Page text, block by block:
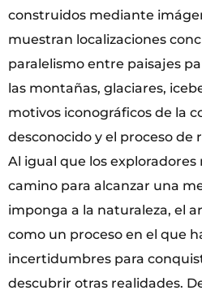
construidos mediante
muestran localizaciones
paralelismo entre paisajes
las montañas, glaciares,
motivos iconográficos de la
desconocido y el proceso de
Al igual que los
camino para alcanzar una
imponga a la naturaleza, el
como un proceso en el que
incertidumbres para
descubrir otras realidades.